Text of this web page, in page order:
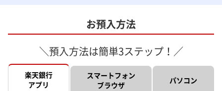
お預入方法
＼預入方法は簡単3ステップ！／
楽天銀行
アプリ
スマートフォン
ブラウザ
パソコン